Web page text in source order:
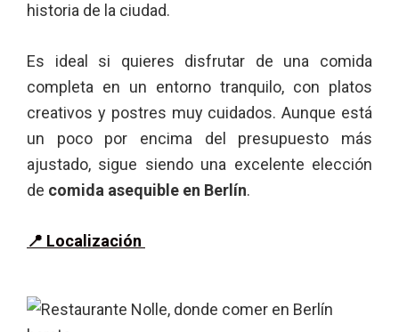
historia de la ciudad.
Es ideal si quieres disfrutar de una comida
completa en un entorno tranquilo, con platos
creativos y postres muy cuidados. Aunque está
un poco por encima del presupuesto más
ajustado, sigue siendo una excelente elección
de comida asequible en Berlín.
📍 Localización